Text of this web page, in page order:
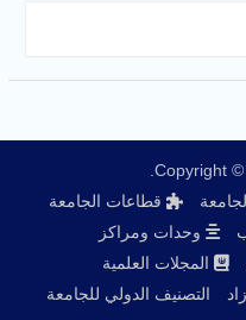
Copyright ©
قطاعات الجامعة
وحدات ومراكز
المجلات العلمية
التصنيف الدولي للجامعة